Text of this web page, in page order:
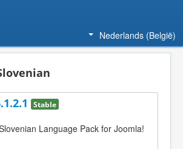
Nederlands (België)
Stable
Language Pack for Joomla!